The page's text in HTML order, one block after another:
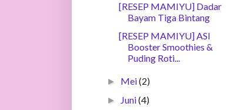
[RESEP MAMIYU] Dadar
Bayam Tiga Bintang
[RESEP MAMIYU] ASI
Booster Smoothies &
Puding Roti...
► Mei(2)
► Juni(4)